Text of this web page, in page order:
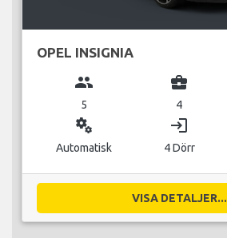
OPEL INSIGNIA
group
5
business_center
4
miscellaneous_services
Automatisk
login
4 Dörr
VISA DETALJER...